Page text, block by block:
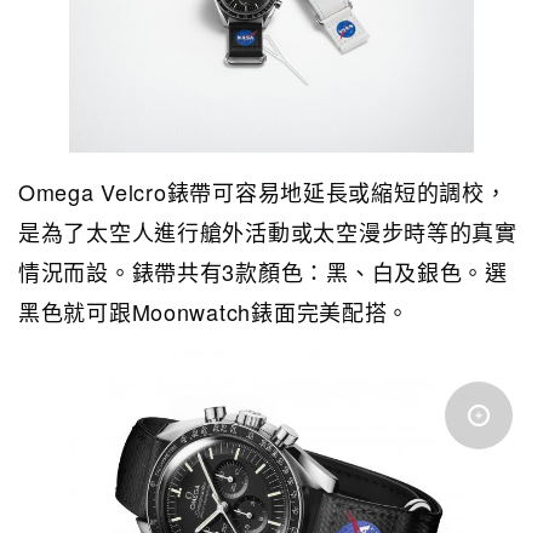
Omega Velcro錶帶可容易地延長或縮短的調校，
是為了太空人進行艙外活動或太空漫步時等的真實
情況而設。錶帶共有3款顏色：黑、白及銀色。選
黑色就可跟Moonwatch錶面完美配搭。